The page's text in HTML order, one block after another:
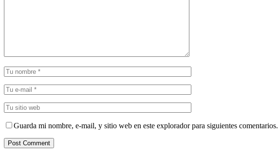
Guarda mi nombre, e-mail, y sitio web en este explorador para siguientes comentarios.